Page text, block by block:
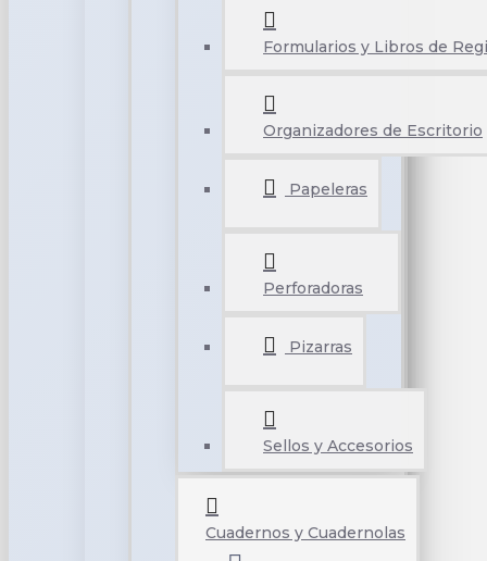
Formularios y Libros de
Organizadores de Escritorio
Papeleras
Perforadoras
Pizarras
Sellos y Accesorios
Cuadernos y Cuadernolas